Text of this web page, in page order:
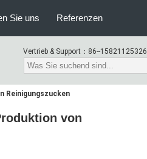
Sie uns Referenzen
Vertrieb & Support： 86--15821125326
Reinigungszucken
von